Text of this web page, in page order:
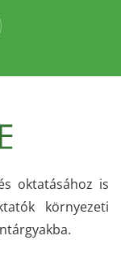
oktatásához is
környezeti